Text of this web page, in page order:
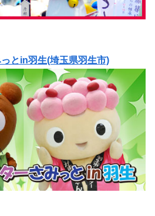
とin羽生(埼玉県羽生市)